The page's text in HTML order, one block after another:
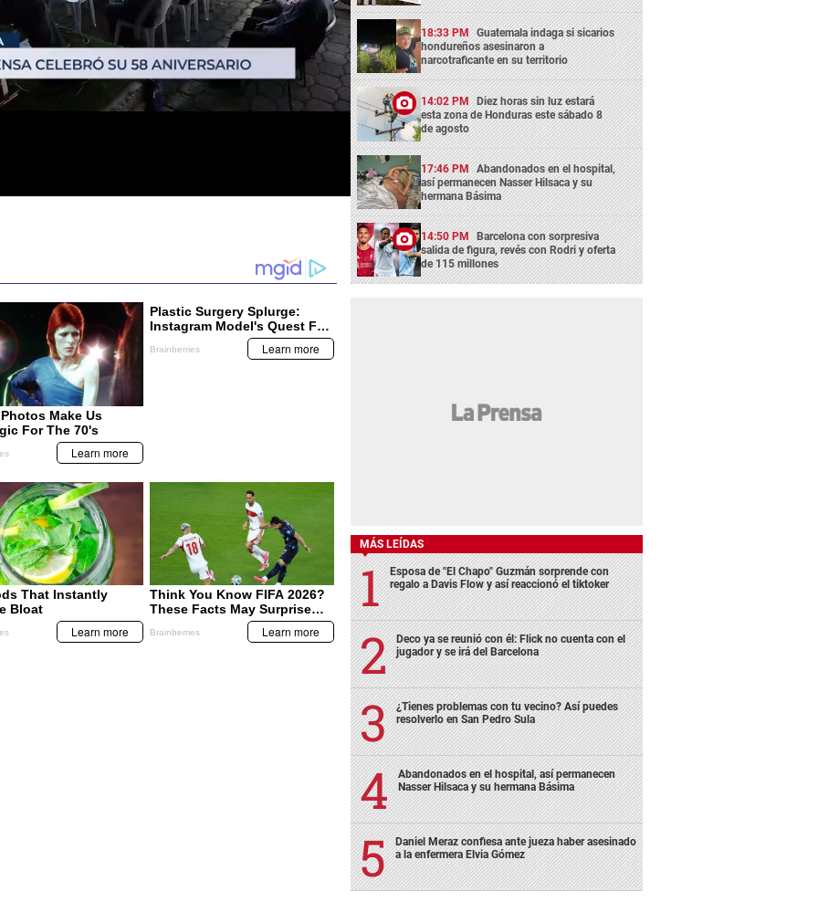
18:33 PM Guatemala indaga si sicarios
hondureños asesinaron a
narcotraficante en su territorio
14:02 PM Diez horas sin luz estará
esta zona de Honduras este sábado 8
de agosto
17:46 PM Abandonados en el hospital,
así permanecen Nasser Hilsaca y su
hermana Básima
14:50 PM Barcelona con sorpresiva
salida de figura, revés con Rodri y oferta
de 115 millones
MÁS LEÍDAS
Esposa de "El Chapo" Guzmán sorprende con
regalo a Davis Flow y así reaccionó el tiktoker
Deco ya se reunió con él: Flick no cuenta con el
jugador y se irá del Barcelona
¿Tienes problemas con tu vecino? Así puedes
resolverlo en San Pedro Sula
Abandonados en el hospital, así permanecen
Nasser Hilsaca y su hermana Básima
Daniel Meraz confiesa ante jueza haber asesinado
a la enfermera Elvia Gómez